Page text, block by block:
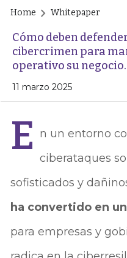
Home Whitepaper
Cómo deben
cibercrimen para
operativo su negocio.
11 marzo 2025
E n un entorno
ciberataques
sofisticados y
ha convertido en
para empresas y